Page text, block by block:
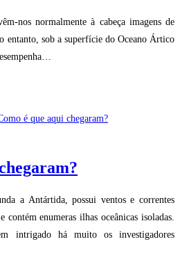
nos normalmente à cabeça imagens de
entanto, sob a superfície do Oceano Ártico
a Antártida, possui ventos e correntes
contém enumeras ilhas oceânicas isoladas.
intrigado há muito os investigadores